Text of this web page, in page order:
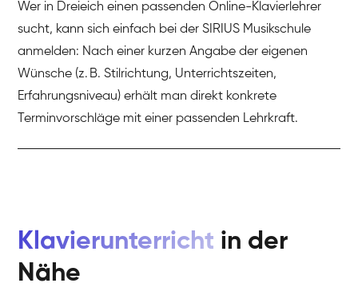
Wer in Dreieich einen passenden Online-Klavierlehrer
sucht, kann sich einfach bei der SIRIUS Musikschule
anmelden: Nach einer kurzen Angabe der eigenen
Wünsche (z. B. Stilrichtung, Unterrichtszeiten,
Erfahrungsniveau) erhält man direkt konkrete
Terminvorschläge mit einer passenden Lehrkraft.
Klavierunterricht in der
Nähe